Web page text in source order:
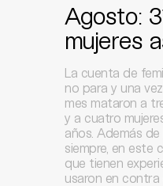
Agosto:
mujeres
La cuenta de
no para y una
mes mataron a
y a cuatro
años. Además
siempre, en este
que tienen
usaron en contra